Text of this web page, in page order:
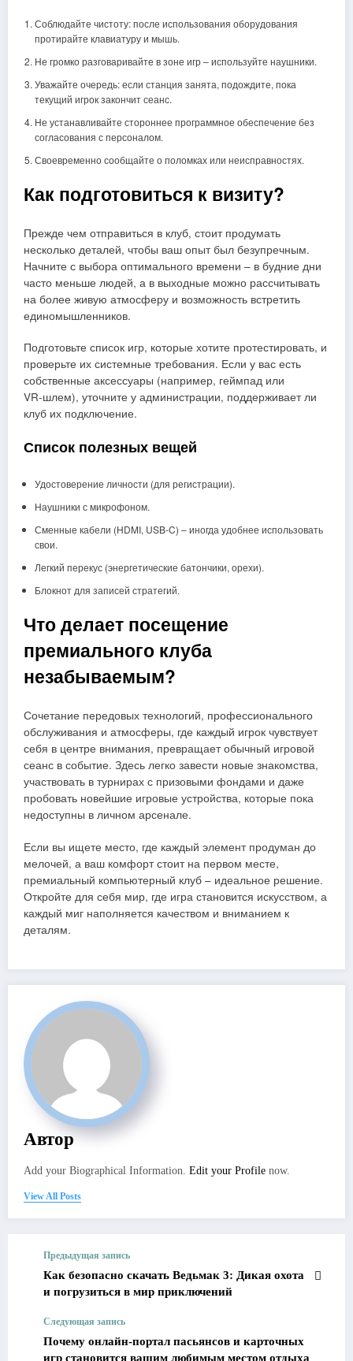
Соблюдайте чистоту: после использования оборудования
протирайте клавиатуру и мышь.
Не громко разговаривайте в зоне игр – используйте наушники.
Уважайте очередь: если станция занята, подождите, пока
текущий игрок закончит сеанс.
Не устанавливайте стороннее программное обеспечение без
согласования с персоналом.
Своевременно сообщайте о поломках или неисправностях.
Как подготовиться к визиту?
Прежде чем отправиться в клуб, стоит продумать
несколько деталей, чтобы ваш опыт был безупречным.
Начните с выбора оптимального времени – в будние дни
часто меньше людей, а в выходные можно рассчитывать
на более живую атмосферу и возможность встретить
единомышленников.
Подготовьте список игр, которые хотите протестировать, и
проверьте их системные требования. Если у вас есть
собственные аксессуары (например, геймпад или
VR‑шлем), уточните у администрации, поддерживает ли
клуб их подключение.
Список полезных вещей
Удостоверение личности (для регистрации).
Наушники с микрофоном.
Сменные кабели (HDMI, USB‑C) – иногда удобнее использовать
свои.
Легкий перекус (энергетические батончики, орехи).
Блокнот для записей стратегий.
Что делает посещение
премиального клуба
незабываемым?
Сочетание передовых технологий, профессионального
обслуживания и атмосферы, где каждый игрок чувствует
себя в центре внимания, превращает обычный игровой
сеанс в событие. Здесь легко завести новые знакомства,
участвовать в турнирах с призовыми фондами и даже
пробовать новейшие игровые устройства, которые пока
недоступны в личном арсенале.
Если вы ищете место, где каждый элемент продуман до
мелочей, а ваш комфорт стоит на первом месте,
премиальный компьютерный клуб – идеальное решение.
Откройте для себя мир, где игра становится искусством, а
каждый миг наполняется качеством и вниманием к
деталям.
Автор
Add your Biographical Information. Edit your Profile now.
View All Posts
Предыдущая запись
Как безопасно скачать Ведьмак 3: Дикая охота
и погрузиться в мир приключений
Следующая запись
Почему онлайн‑портал пасьянсов и карточных
игр становится вашим любимым местом отдыха